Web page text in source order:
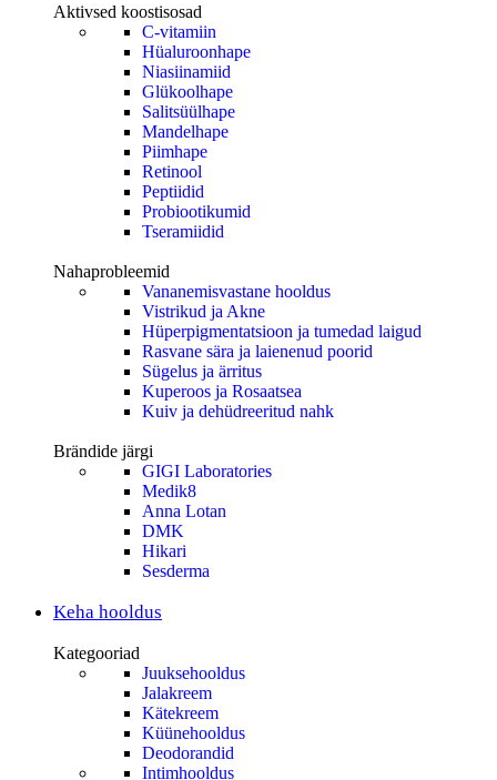
Aktivsed koostisosad
C-vitamiin
Hüaluroonhape
Niasiinamiid
Glükoolhape
Salitsüülhape
Mandelhape
Piimhape
Retinool
Peptiidid
Probiootikumid
Tseramiidid
Nahaprobleemid
Vananemisvastane hooldus
Vistrikud ja Akne
Hüperpigmentatsioon ja tumedad laigud
Rasvane sära ja laienenud poorid
Sügelus ja ärritus
Kuperoos ja Rosaatsea
Kuiv ja dehüdreeritud nahk
Brändide järgi
GIGI Laboratories
Medik8
Anna Lotan
DMK
Hikari
Sesderma
Keha hooldus
Kategooriad
Juuksehooldus
Jalakreem
Kätekreem
Küünehooldus
Deodorandid
Intimhooldus